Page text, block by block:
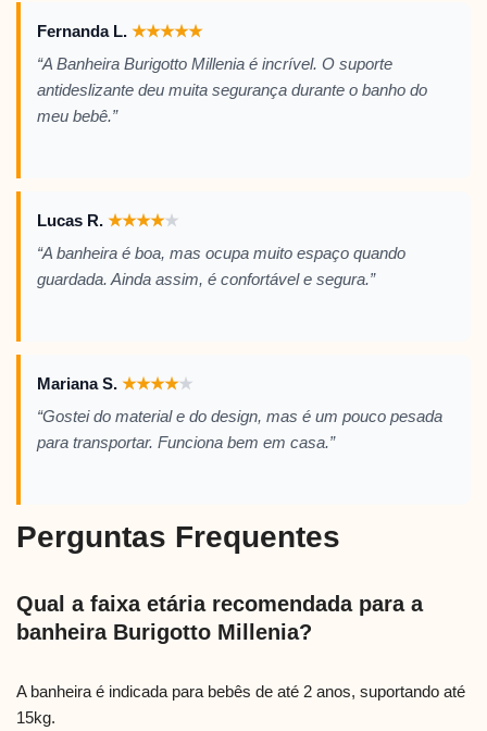
Fernanda L. ★★★★★
“A Banheira Burigotto Millenia é incrível. O suporte
antideslizante deu muita segurança durante o banho do
meu bebê.”
Lucas R. ★★★★★
“A banheira é boa, mas ocupa muito espaço quando
guardada. Ainda assim, é confortável e segura.”
Mariana S. ★★★★★
“Gostei do material e do design, mas é um pouco pesada
para transportar. Funciona bem em casa.”
Perguntas Frequentes
Qual a faixa etária recomendada para a
banheira Burigotto Millenia?
A banheira é indicada para bebês de até 2 anos, suportando até
15kg.